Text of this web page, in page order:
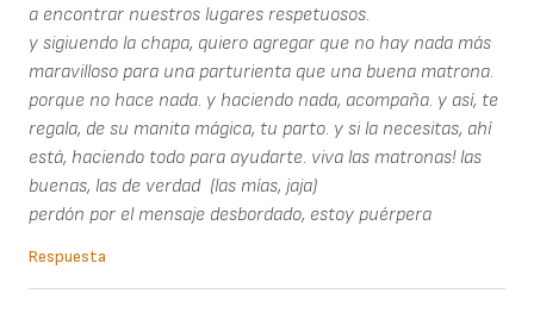
a encontrar nuestros lugares respetuosos.
y sigiuendo la chapa, quiero agregar que no hay nada más
maravilloso para una parturienta que una buena matrona.
porque no hace nada. y haciendo nada, acompaña. y así, te
regala, de su manita mágica, tu parto. y si la necesitas, ahí
está, haciendo todo para ayudarte. viva las matronas! las
buenas, las de verdad (las mías, jaja)
perdón por el mensaje desbordado, estoy puérpera
Respuesta